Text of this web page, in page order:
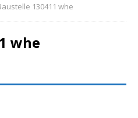
130411 whe
whe